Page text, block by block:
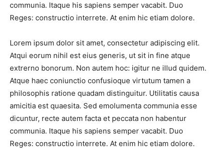
communia. Itaque his sapiens semper vacabit. Duo
Reges: constructio interrete. At enim hic etiam dolore.
Lorem ipsum dolor sit amet, consectetur adipiscing elit.
Atqui eorum nihil est eius generis, ut sit in fine atque
extrerno bonorum. Non autem hoc: igitur ne illud quidem.
Atque haec coniunctio confusioque virtutum tamen a
philosophis ratione quadam distinguitur. Utilitatis causa
amicitia est quaesita. Sed emolumenta communia esse
dicuntur, recte autem facta et peccata non habentur
communia. Itaque his sapiens semper vacabit. Duo
Reges: constructio interrete. At enim hic etiam dolore.